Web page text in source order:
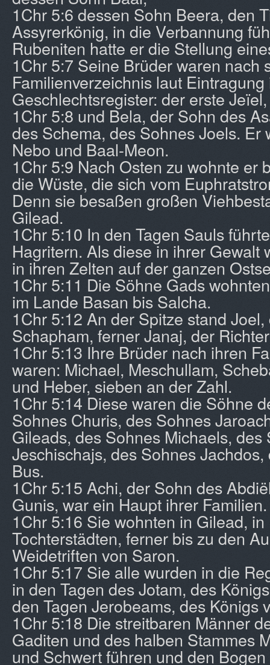
1Chr 5:6 dessen Sohn Beera, den
Assyrerkönig, in die Verbannung
Rubeniten hatte er die Stellung
1Chr 5:7 Seine Brüder waren nach
Familienverzeichnis laut
Geschlechtsregister: der erste
1Chr 5:8 und Bela, der Sohn des
des Schema, des Sohnes Joels. Er
Nebo und Baal-Meon.
1Chr 5:9 Nach Osten zu wohnte er
die Wüste, die sich vom
Denn sie besaßen großen
Gilead.
1Chr 5:10 In den Tagen Sauls
Hagritern. Als diese in ihrer Gewalt
in ihren Zelten auf der ganzen
1Chr 5:11 Die Söhne Gads
im Lande Basan bis Salcha.
1Chr 5:12 An der Spitze stand
Schapham, ferner Janaj, der
1Chr 5:13 Ihre Brüder nach ihren
waren: Michael, Meschullam,
und Heber, sieben an der Zahl.
1Chr 5:14 Diese waren die Söhne
Sohnes Churis, des Sohnes
Gileads, des Sohnes Michaels, des
Jeschischajs, des Sohnes
Bus.
1Chr 5:15 Achi, der Sohn des
Gunis, war ein Haupt ihrer Familien.
1Chr 5:16 Sie wohnten in Gilead,
Tochterstädten, ferner bis zu den
Weidetriften von Saron.
1Chr 5:17 Sie alle wurden in die
in den Tagen des Jotam, des
den Tagen Jerobeams, des Königs
1Chr 5:18 Die streitbaren Männer
Gaditen und des halben Stammes
und Schwert führen und den